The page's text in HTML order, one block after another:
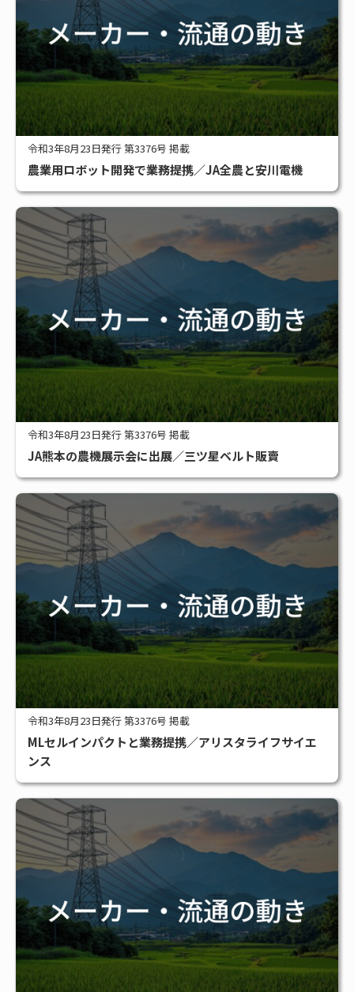
令和3年8月23日発行 第3376号 掲載
農業用ロボット開発で業務提携／JA全農と安川電機
令和3年8月23日発行 第3376号 掲載
JA熊本の農機展示会に出展／三ツ星ベルト販賣
令和3年8月23日発行 第3376号 掲載
MLセルインパクトと業務提携／アリスタライフサイエ
ンス